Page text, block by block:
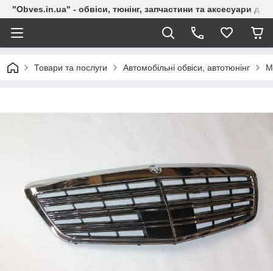
"Obves.in.ua" - обвіси, тюнінг, запчастини та аксесуари
Товари та послуги Автомобільні обвіси, автотюнінг